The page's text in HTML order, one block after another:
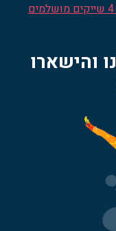
מחפשים מתכון לשייק בריאות? קבלו 4 שייקים מושלמים
והישארו